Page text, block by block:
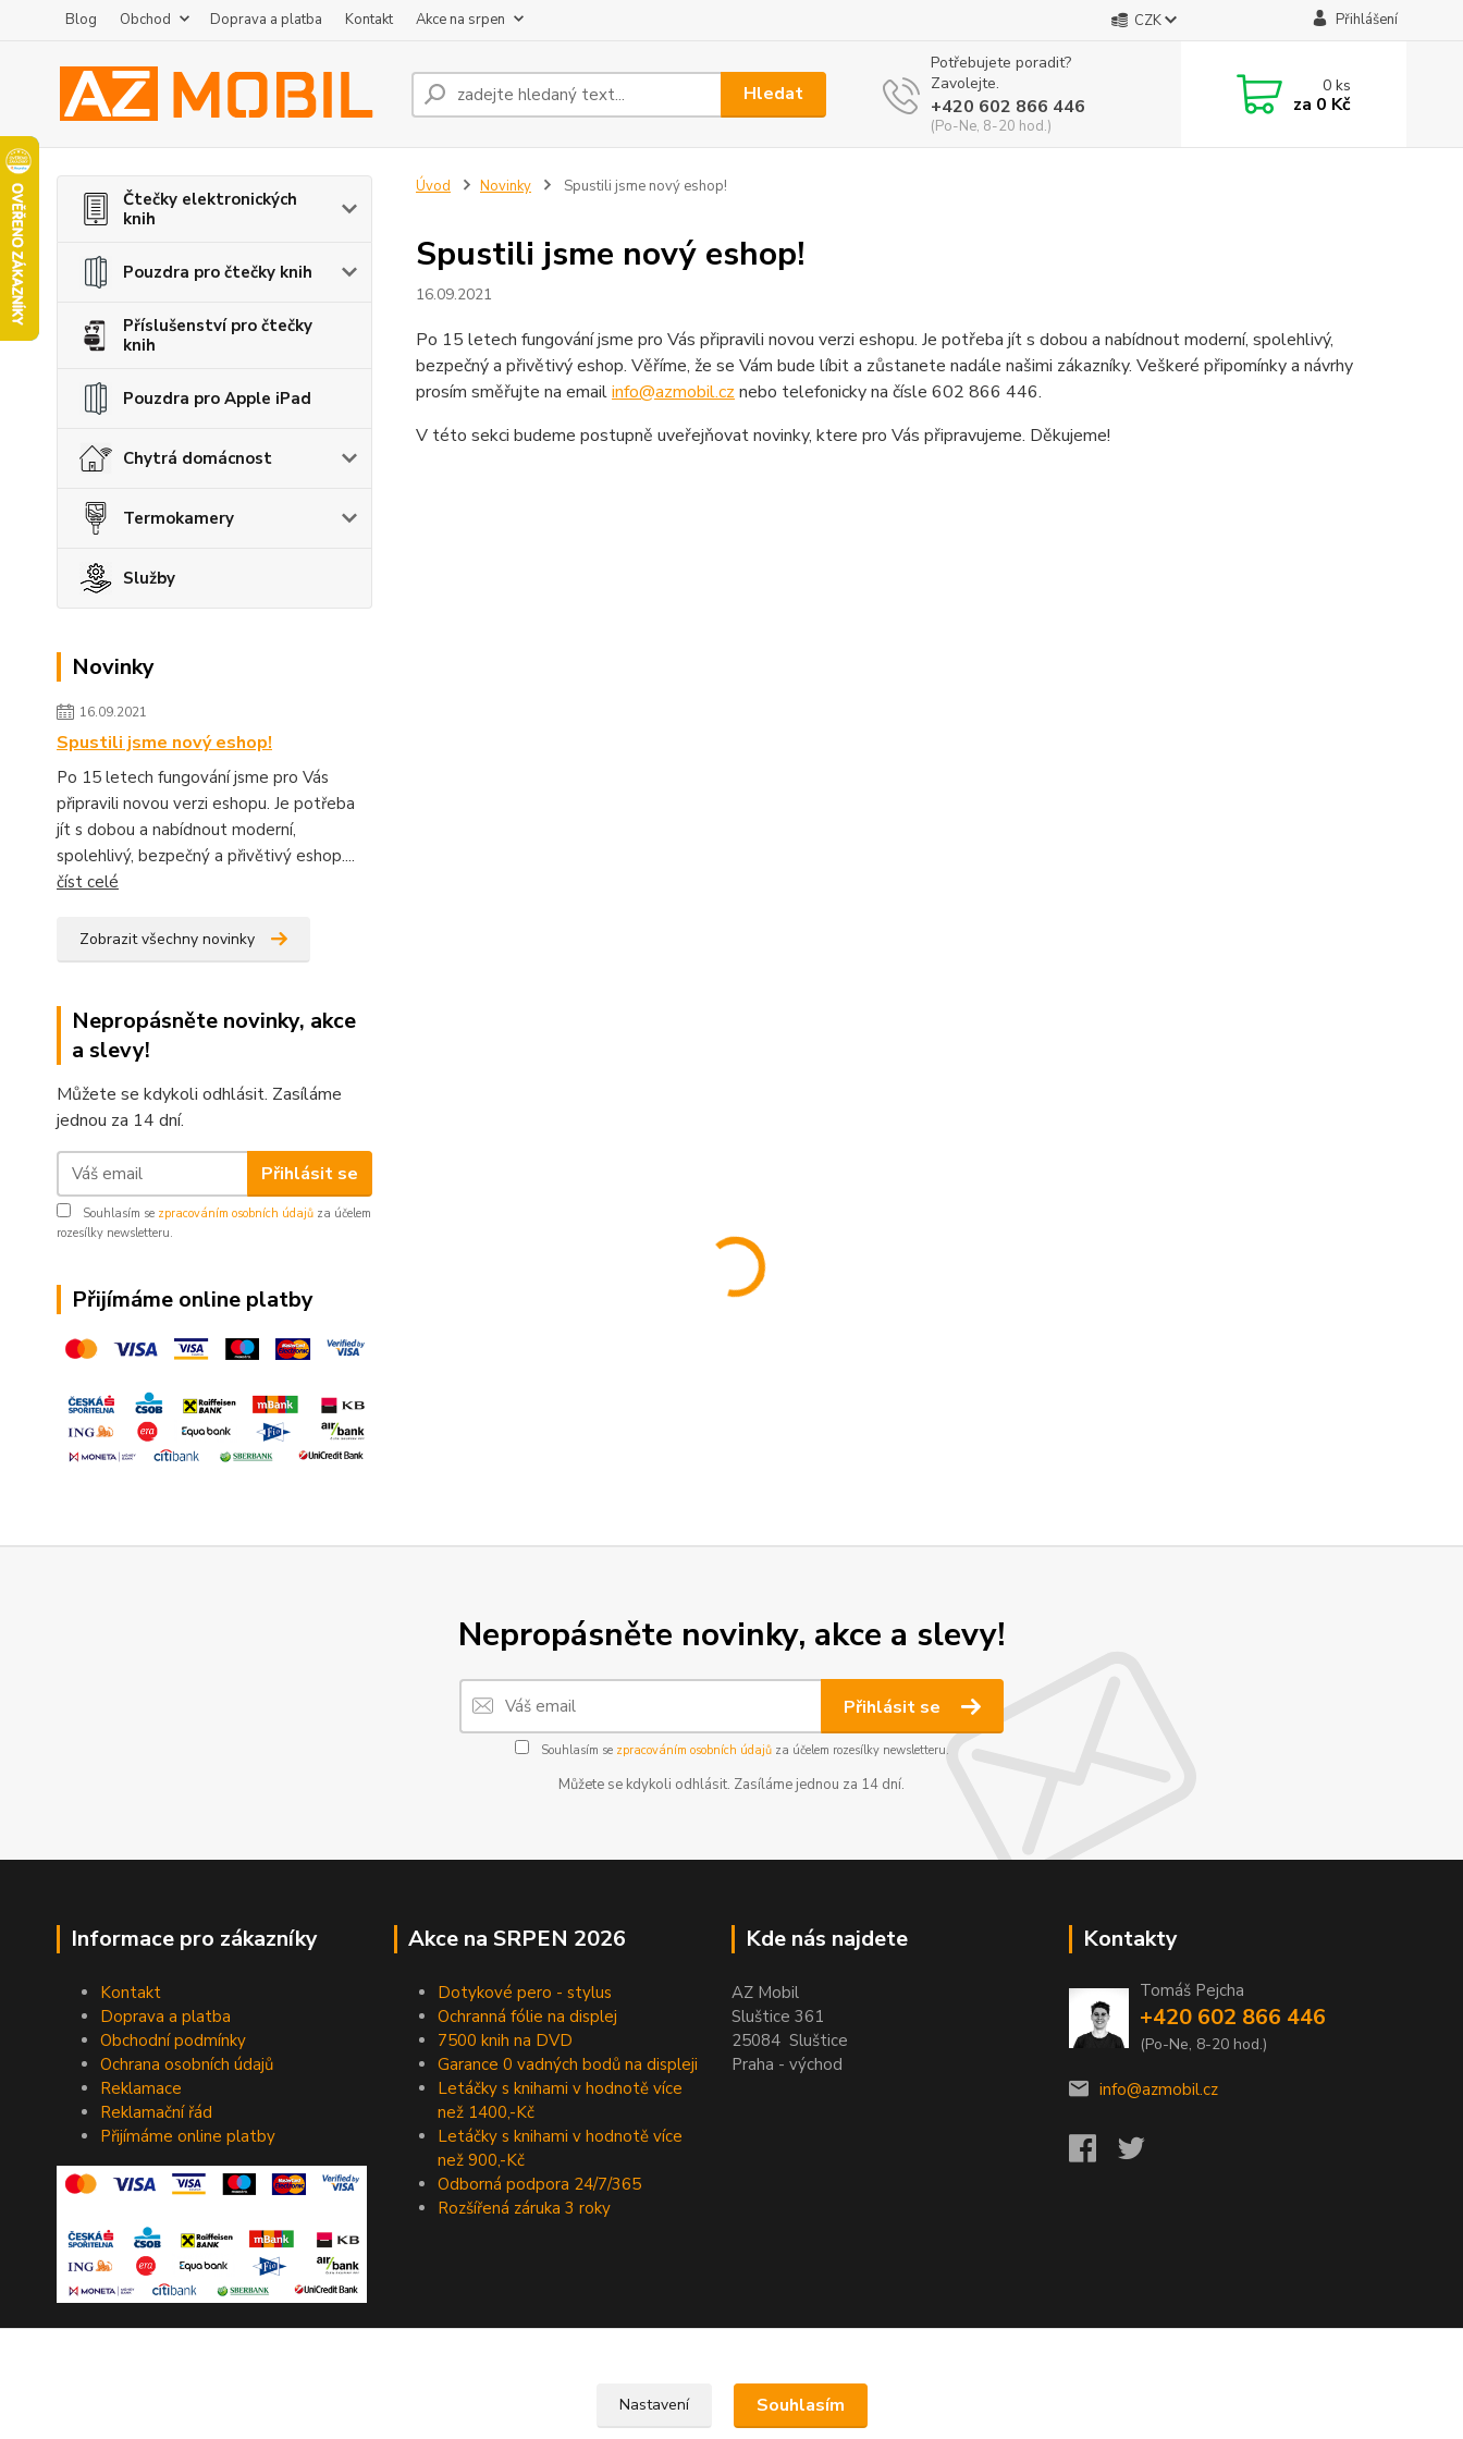
Blog Obchod Doprava a platba Kontakt Akce na srpen CZK Přihlášení
Hledat
Potřebujete poradit?
Zavolejte.
+420 602 866 446
(Po-Ne, 8-20 hod.)
0ks
za 0 Kč
Čtečky elektronických
knih
Pouzdra pro čtečky knih
Příslušenství pro čtečky
knih
Pouzdra pro Apple iPad
Chytrá domácnost
Termokamery
Služby
Novinky
16.09.2021
Spustili jsme nový eshop!
Po 15 letech fungování jsme pro Vás
připravili novou verzi eshopu. Je potřeba
jít s dobou a nabídnout moderní,
spolehlivý, bezpečný a přivětivý eshop....
číst celé
Zobrazit všechny novinky
Nepropásněte novinky, akce
a slevy!
Můžete se kdykoli odhlásit. Zasíláme
jednou za 14 dní.
Přihlásit se
Souhlasím se zpracováním osobních údajů za účelem
rozesílky newsletteru.
Přijímáme online platby
Úvod Novinky Spustili jsme nový eshop!
Spustili jsme nový eshop!
16.09.2021
Po 15 letech fungování jsme pro Vás připravili novou verzi eshopu. Je potřeba jít s dobou a nabídnout moderní, spolehlivý,
bezpečný a přivětivý eshop. Věříme, že se Vám bude líbit a zůstanete nadále našimi zákazníky. Veškeré připomínky a návrhy
prosím směřujte na emailinfo@azmobil.cz nebo telefonicky na čísle 602 866 446.
V této sekci budeme postupně uveřejňovat novinky, ktere pro Vás připravujeme. Děkujeme!
Nepropásněte novinky, akce a slevy!
Přihlásit se
Souhlasím se zpracováním osobních údajůza účelem rozesílky newsletteru.
Můžete se kdykoli odhlásit. Zasíláme jednou za 14 dní.
Informace pro zákazníky
Kontakt
Doprava a platba
Obchodní podmínky
Ochrana osobních údajů
Reklamace
Reklamační řád
Přijímáme online platby
Akce na SRPEN 2026
Dotykové pero - stylus
Ochranná fólie na displej
7500 knih na DVD
Garance 0 vadných bodů na displeji
Letáčky s knihami v hodnotě více
než 1400,-Kč
Letáčky s knihami v hodnotě více
než 900,-Kč
Odborná podpora 24/7/365
Rozšířená záruka 3 roky
Kde nás najdete
AZ Mobil
Sluštice 361
25084 Sluštice
Praha - východ
Kontakty
Tomáš Pejcha
+420 602 866 446
(Po-Ne, 8-20 hod.)
info@azmobil.cz
Nastavení Souhlasím